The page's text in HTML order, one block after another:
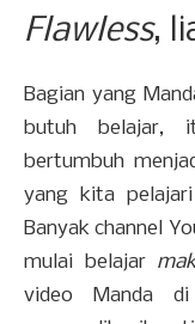
Flawless,
Bagian yang
butuh belajar,
bertumbuh
yang kita
Banyak channel
mulai belajar
video Manda